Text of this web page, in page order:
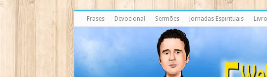
Frases Devocional Sermões Jornadas Espirituais